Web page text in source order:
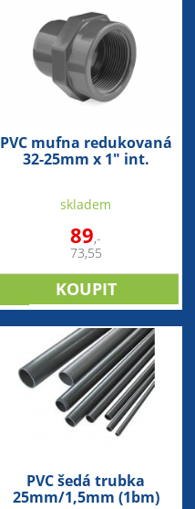
PVC mufna redukovaná
32-25mm x 1" int.
skladem
89,-
73,55
PVC šedá trubka
25mm/1,5mm (1bm)